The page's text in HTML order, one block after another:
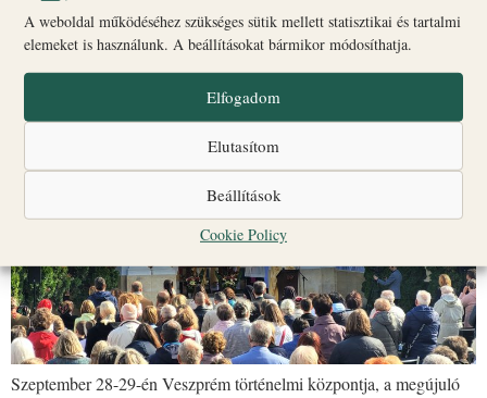
A weboldal működéséhez szükséges sütik mellett statisztikai és tartalmi
elemeket is használunk. A beállításokat bármikor módosíthatja.
Elfogadom
Elutasítom
Beállítások
Cookie Policy
emlékezetes hétvége Veszprém
szívében
Szeptember 28-29-én Veszprém történelmi központja, a megújuló